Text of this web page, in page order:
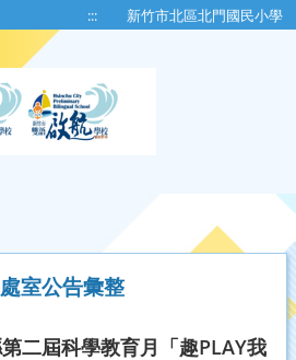
::: 新竹市北區北門國民小學
室公告彙整
第二屆科學教育月「趣PLAY我